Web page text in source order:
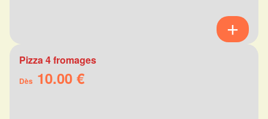
Pizza 4 fromages
Dès 10.00 €